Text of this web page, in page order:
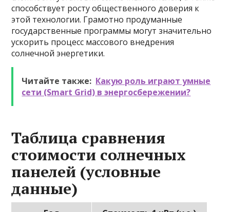
способствует росту общественного доверия к
этой технологии. Грамотно продуманные
государственные программы могут значительно
ускорить процесс массового внедрения
солнечной энергетики.
Читайте также: Какую роль играют умные
сети (Smart Grid) в энергосбережении?
Таблица сравнения
стоимости солнечных
панелей (условные
данные)